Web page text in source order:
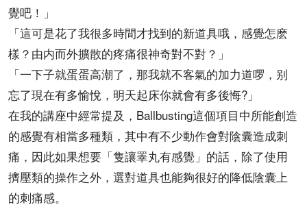
覺吧！」
「這可是花了我很多時間才找到的新道具哦，感覺怎麽
樣？由内而外擴散的疼痛很神奇對不對？」
「一下子就蛋蛋高潮了，那我就不客氣的加力道啰，别
忘了現在有多愉悅，明天起床你就會有多後悔?」
在我的講座中經常提及，Ballbusting這個項目中所能創造
的感覺有相當多種類，其中有不少動作會對陰囊造成刺
痛，因此如果想要「隻讓睪丸有感覺」的話，除了使用
擠壓類的操作之外，選對道具也能夠很好的降低陰囊上
的刺痛感。